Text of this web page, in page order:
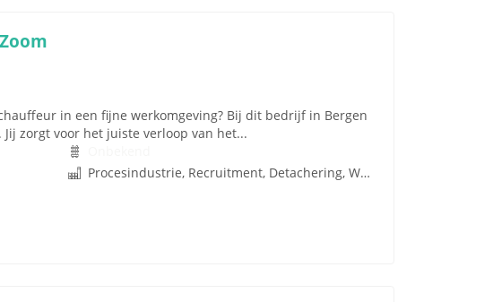
in een fijne werkomgeving? Bij dit bedrijf in Bergen
zorgt voor het juiste verloop van het...
Procesindustrie, Recruitment, Detachering, Werving en Selectie